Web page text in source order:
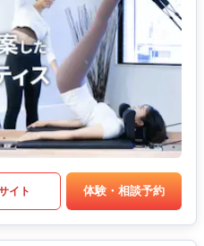
イト 体験・相談予約